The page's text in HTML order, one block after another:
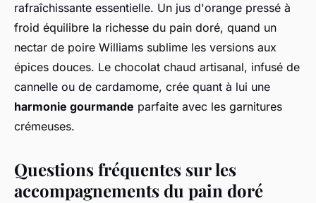
rafraîchissante essentielle. Un jus d'orange pressé à
froid équilibre la richesse du pain doré, quand un
nectar de poire Williams sublime les versions aux
épices douces. Le chocolat chaud artisanal, infusé de
cannelle ou de cardamome, crée quant à lui une
harmonie gourmande parfaite avec les garnitures
crémeuses.
Questions fréquentes sur les
accompagnements du pain doré